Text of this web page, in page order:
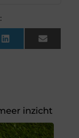
LinkedInEmail
inzicht